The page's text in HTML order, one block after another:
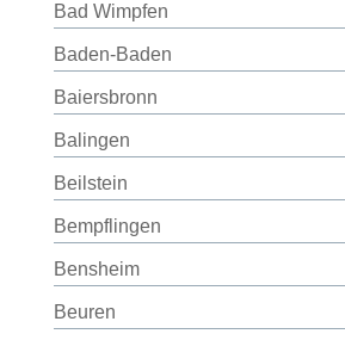
Bad Wimpfen
Baden-Baden
Baiersbronn
Balingen
Beilstein
Bempflingen
Bensheim
Beuren